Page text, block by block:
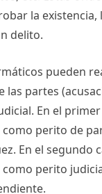
la existencia,
delito.
pueden
las partes
En el
perito de
En el segundo
perito